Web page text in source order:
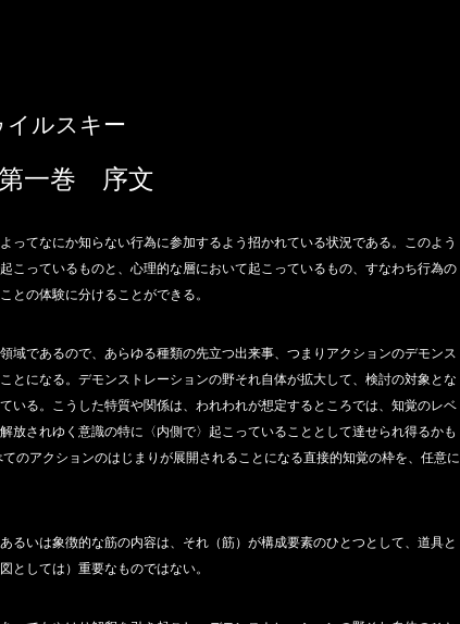
イルスキー
第一巻 序文
てなにか知らない行為に参加するよう招かれている状況である。このよう
こっているものと、心理的な層において起こっているもの、すなわち行為の
との体験に分けることができる。
であるので、あらゆる種類の先立つ出来事、つまりアクションのデモンス
とになる。デモンストレーションの野それ自体が拡大して、検討の対象とな
いる。こうした特質や関係は、われわれが想定するところでは、知覚のレベ
されゆく意識の特に〈内側で〉起こっていることとして達せられ得るかも
アクションのはじまりが展開されることになる直接的知覚の枠を、任意に
いは象徴的な筋の内容は、それ（筋）が構成要素のひとつとして、道具と
としては）重要なものではない。